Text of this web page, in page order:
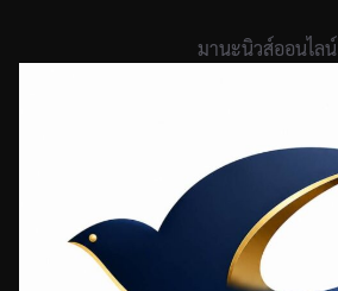
มานะนิวส์ออนไลน์